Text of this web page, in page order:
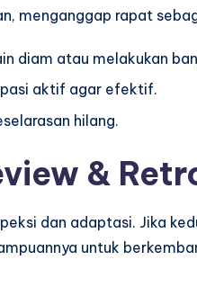
menganggap rapat
diam atau melakukan
aktif agar efektif.
hilang.
&
dan adaptasi. Jika
untuk